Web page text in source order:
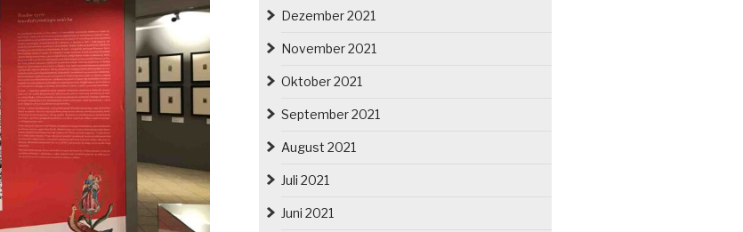
Dezember 2021
November 2021
Oktober 2021
September 2021
August 2021
Juli 2021
Juni 2021